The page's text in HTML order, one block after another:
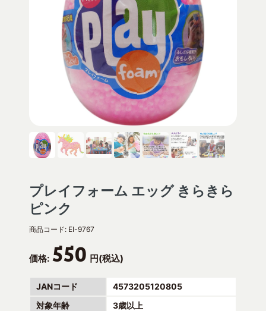
プレイフォーム エッグ きらきら
ピンク
商品コード: EI-9767
価格: 550 円(税込)
JANコード
4573205120805
対象年齢
3歳以上